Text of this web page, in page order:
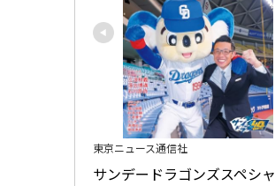
東京ニュース通信社
サンデードラゴンズスペシャ